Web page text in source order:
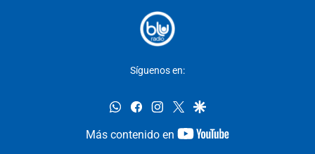
Síguenos en:
whatsappfacebookinstagram
twittergoogle
Más contenido en
youtube-